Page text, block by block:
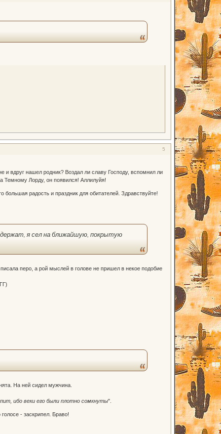
5
и вдруг нашел родник? Воздал ли славу Господу, вспомнил ли
Темному Лорду, он появился! Аллилуйя!
радость и праздник для обитателей. Здравствуйте!
я сел на ближайшую, покрытую
перо, а рой мыслей в голове не пришел в некое подобие
На ней сидел мужчина.
ибо веки его были плотно сомкнуты".
- заскрипел. Браво!